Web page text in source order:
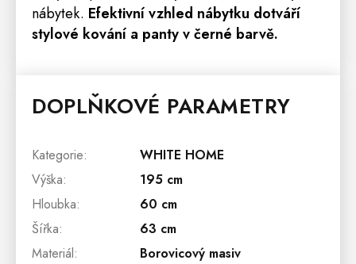
nábytek. Efektivní vzhled nábytku dotváří
stylové kování a panty v černé barvě.
DOPLŇKOVÉ PARAMETRY
Kategorie:
WHITE HOME
Výška:
195 cm
Hloubka:
60 cm
Šířka:
63 cm
Materiál:
Borovicový masiv